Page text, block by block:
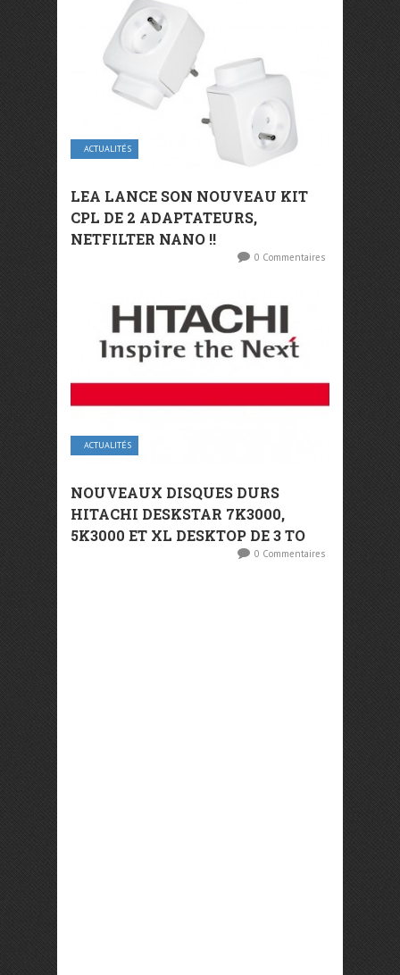
ACTUALITÉS
LEA LANCE SON NOUVEAU KIT
CPL DE 2 ADAPTATEURS,
NETFILTER NANO !!
0 Commentaires
ACTUALITÉS
NOUVEAUX DISQUES DURS
HITACHI DESKSTAR 7K3000,
5K3000 ET XL DESKTOP DE 3 TO
0 Commentaires